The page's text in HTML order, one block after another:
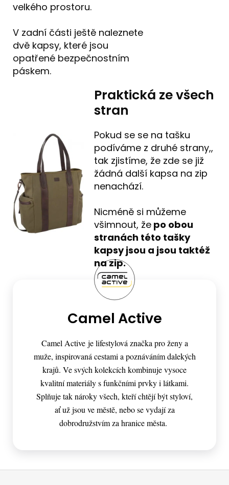
velkého prostoru.
V zadní části ještě naleznete
dvě kapsy, které jsou
opatřené bezpečnostním
páskem.
Praktická ze všech
stran
Pokud se se na tašku
podíváme z druhé strany,,
tak zjistíme, že zde se již
žádná další kapsa na zip
nenachází.
Nicméně si můžeme
všimnout, že po obou
stranách této tašky
kapsy jsou a jsou taktéž
na zip.
Camel Active
Camel Active je lifestylová značka pro ženy a
muže, inspirovaná cestami a poznáváním dalekých
krajů. Ve svých kolekcích kombinuje vysoce
kvalitní materiály s funkčními prvky i látkami.
Splňuje tak nároky všech, kteří chtějí být styloví,
ať už jsou ve městě, nebo se vydají za
dobrodružstvím za hranice města.
Z